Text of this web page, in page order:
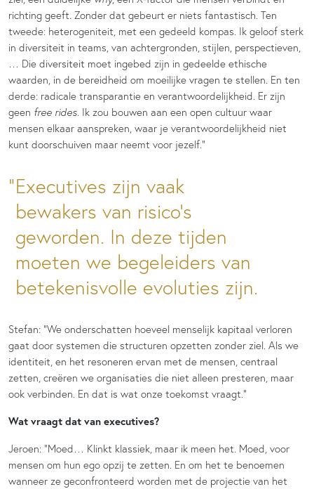
richting geeft. Zonder dat gebeurt er niets fantastisch. Ten
tweede: heterogeniteit, met een gedeeld kompas. Ik geloof sterk
in diversiteit in teams, van achtergronden, stijlen, perspectieven,
… Die diversiteit moet ingebed zijn in gedeelde ethische
waarden, in de bereidheid om moeilijke vragen te stellen. En ten
derde: radicale transparantie en verantwoordelijkheid. Er zijn
geen free rides. Ik zou bouwen aan een open cultuur waar
mensen elkaar aanspreken, waar je verantwoordelijkheid niet
kunt doorschuiven maar neemt voor jezelf.”
Executives zijn vaak
bewakers van risico’s
geworden. In deze tijden
moeten we begeleiders van
betekenisvolle evoluties zijn.
Stefan: “We onderschatten hoeveel menselijk kapitaal verloren
gaat door systemen die structuren opzetten zonder ziel. Als we
identiteit, en het resoneren ervan met de mensen, centraal
zetten, creëren we organisaties die niet alleen presteren, maar
ook verbinden. En dat is wat onze toekomst vraagt.”
Wat vraagt dat van executives?
Jeroen: “Moed… Klinkt klassiek, maar ik meen het. Moed, voor
mensen om hun ego opzij te zetten. En om het te benoemen
wanneer ze geconfronteerd worden met de projectie van het